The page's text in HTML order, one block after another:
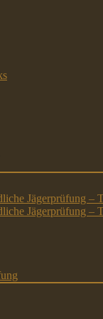
Jägerprüfung –
Jägerprüfung –